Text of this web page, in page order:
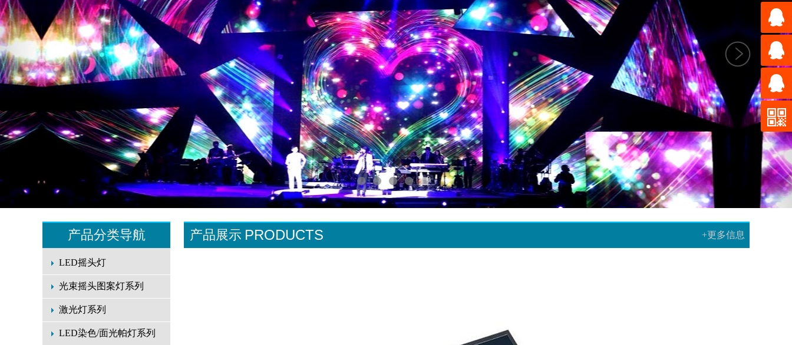
产品分类导航
LED摇头灯
光束摇头图案灯系列
激光灯系列
LED染色/面光帕灯系列
产品展示 PRODUCTS +更多信息